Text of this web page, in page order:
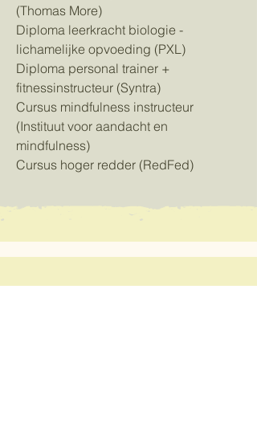
(Thomas More)
Diploma leerkracht biologie -
lichamelijke opvoeding (PXL)
Diploma personal trainer +
fitnessinstructeur (Syntra)
Cursus mindfulness instructeur
(Instituut voor aandacht en
mindfulness)
Cursus hoger redder (RedFed)